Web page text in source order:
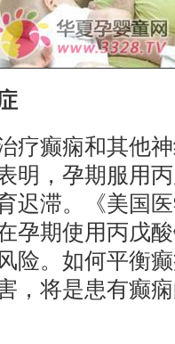
癫痫和其他神
明，孕期服用
迟滞。《美国
孕期使用丙戊
险。如何平衡
，将是患有癫